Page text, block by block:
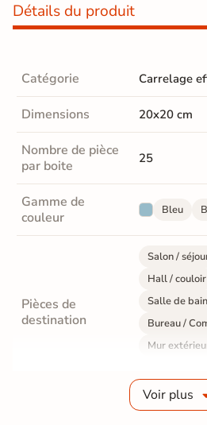
Détails du produit
Catégorie Carrelage
Dimensions 20x20 cm
Nombre de pièce
par boite
25
Gamme de
couleur
Bleu
Pièces de
destination
Salon /
Hall / couloir
Salle de
Bureau /
Mur
Grès
Voir plus